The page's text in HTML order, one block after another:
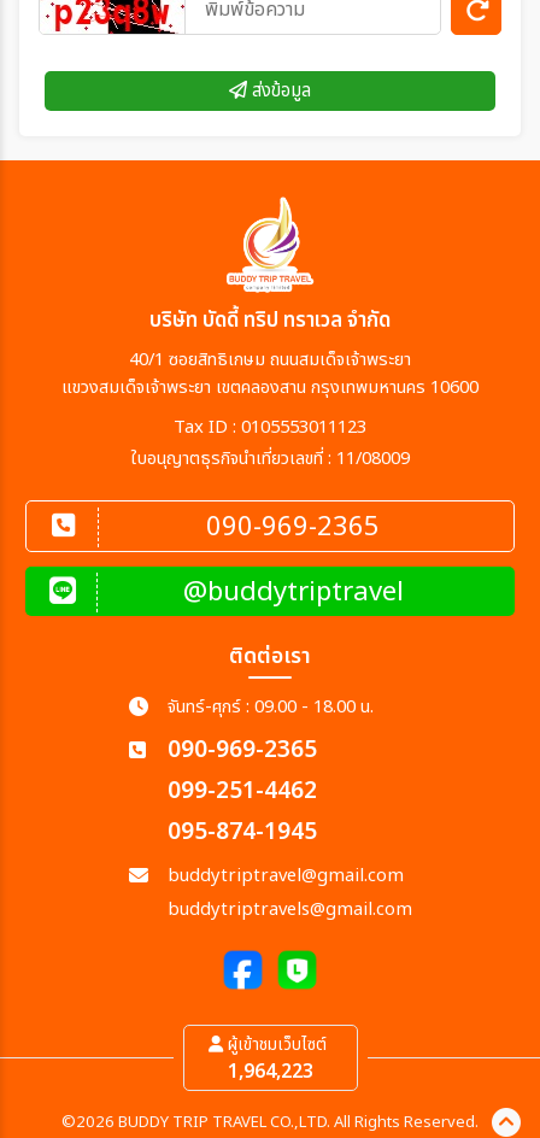
ส่งข้อมูล
บริษัท บัดดี้ ทริป ทราเวล จำกัด
40/1 ซอยสิทธิเกษม ถนนสมเด็จเจ้าพระยา
แขวงสมเด็จเจ้าพระยา เขตคลองสาน กรุงเทพมหานคร 10600
Tax ID : 0105553011123
ใบอนุญาตธุรกิจนำเที่ยวเลขที่ : 11/08009
090-969-2365
@buddytriptravel
ติดต่อเรา
จันทร์-ศุกร์ : 09.00 - 18.00 น.
090-969-2365
099-251-4462
095-874-1945
buddytriptravel@gmail.com
buddytriptravels@gmail.com
ผู้เข้าชมเว็บไซต์
1,964,223
©2026 BUDDY TRIP TRAVEL CO.,LTD. All Rights Reserved.